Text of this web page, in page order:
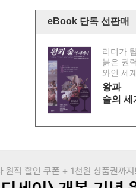
eBook 단독 선판매
리더가
붉은 권력,
와인 세
왕과
술의 세